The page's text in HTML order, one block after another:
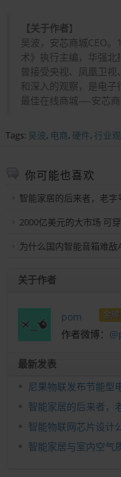
【关于作者】
吴波，安芯商城CEO
术》执行主编，华强北
曾接受央视、凤凰卫
和深入的观察，是电
最佳在线商城—-安芯
Tags: 吴波, 电商, 硬件, 行业
你可能也喜欢
智能家居的后来者，老字
2000亿美元的大市场 可
为什么国内智能音箱难敌
关于作者
pom 金
作者微博：
最新发表
尼果物联发布节能型
智能家居的后来者，
智能物联网芯片设计
智能家居与室内空气